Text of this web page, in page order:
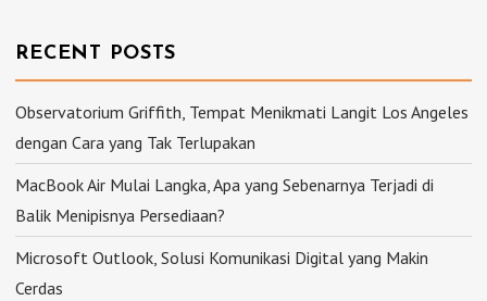
RECENT POSTS
Observatorium Griffith, Tempat Menikmati Langit Los Angeles
dengan Cara yang Tak Terlupakan
MacBook Air Mulai Langka, Apa yang Sebenarnya Terjadi di
Balik Menipisnya Persediaan?
Microsoft Outlook, Solusi Komunikasi Digital yang Makin
Cerdas